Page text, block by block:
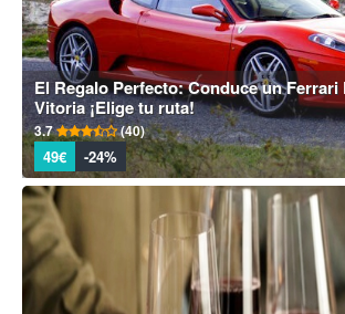
El Regalo Perfecto: Conduce un Ferrari
Vitoria ¡Elige tu ruta!
3.7 (40)
49€ -24%